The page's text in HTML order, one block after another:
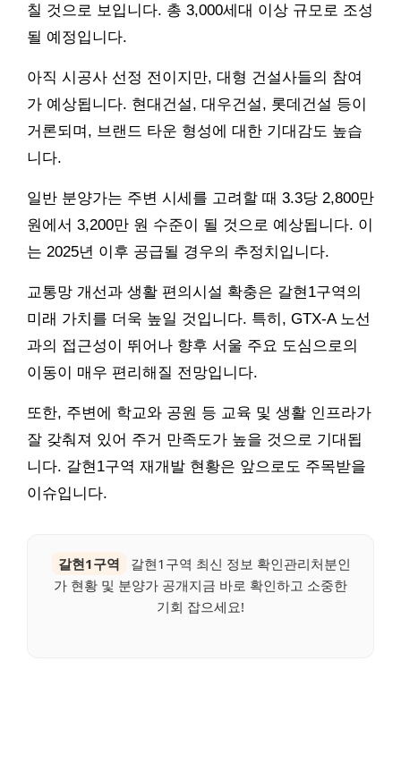
칠 것으로 보입니다. 총 3,000세대 이상 규모로 조성
될 예정입니다.
아직 시공사 선정 전이지만, 대형 건설사들의 참여
가 예상됩니다. 현대건설, 대우건설, 롯데건설 등이
거론되며, 브랜드 타운 형성에 대한 기대감도 높습
니다.
일반 분양가는 주변 시세를 고려할 때 3.3당 2,800만
원에서 3,200만 원 수준이 될 것으로 예상됩니다. 이
는 2025년 이후 공급될 경우의 추정치입니다.
교통망 개선과 생활 편의시설 확충은 갈현1구역의
미래 가치를 더욱 높일 것입니다. 특히, GTX-A 노선
과의 접근성이 뛰어나 향후 서울 주요 도심으로의
이동이 매우 편리해질 전망입니다.
또한, 주변에 학교와 공원 등 교육 및 생활 인프라가
잘 갖춰져 있어 주거 만족도가 높을 것으로 기대됩
니다. 갈현1구역 재개발 현황은 앞으로도 주목받을
이슈입니다.
갈현1구역
갈현1구역 최신 정보 확인관리처분인
가 현황 및 분양가 공개지금 바로 확인하고 소중한
기회 잡으세요!